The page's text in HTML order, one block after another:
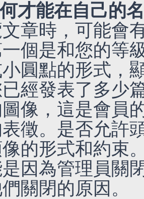
才能在自己的
章時，可能會
個是和您的等
圓點的形式，
經發表了多少
像，這是會員
徵。是否允許
的形式和約束
因為管理員關
關閉的原因。